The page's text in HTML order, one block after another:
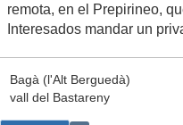
remota, en el Prepirineo,
Interesados mandar un
Bagà (l'Alt Berguedà)
vall del Bastareny